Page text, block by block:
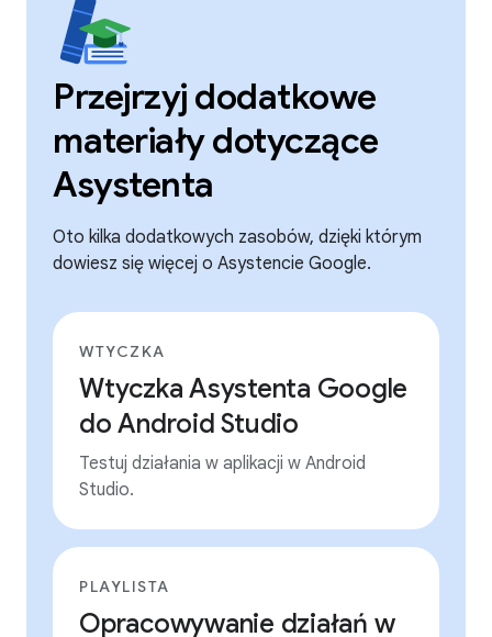
Przejrzyj dodatkowe
materiały dotyczące
Asystenta
Oto kilka dodatkowych zasobów, dzięki którym
dowiesz się więcej o Asystencie Google.
WTYCZKA
Wtyczka Asystenta Google
do Android Studio
Testuj działania w aplikacji w Android
Studio.
PLAYLISTA
Opracowywanie działań w